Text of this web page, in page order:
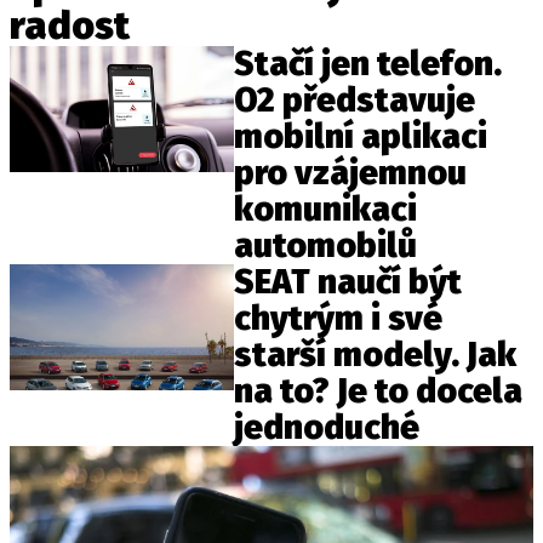
NOVINKY ZE SVĚTA EV
TESTY ELEKTROMOBILŮ
TRH S ELEKTROMOBILY
OSTATNÍ
TISKOVKY
ROZHOVORY
DAKAR
Z DOMOVA
ZE SVĚTA
MOTORSPORT
radost
Stačí jen telefon.
O2 představuje
mobilní aplikaci
pro vzájemnou
komunikaci
automobilů
SEAT naučí být
chytrým i své
starší modely. Jak
na to? Je to docela
jednoduché